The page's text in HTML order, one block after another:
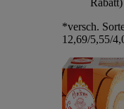
*versch.
12,69/5,55/